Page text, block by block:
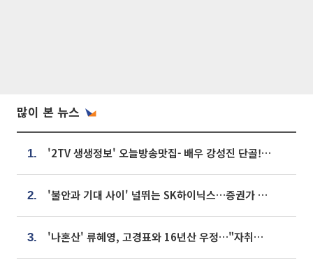
많이 본 뉴스
1. '2TV 생생정보' 오늘방송맛집- 배우 강성진 단골! 쌀국수ㆍ푸팟퐁 커리 맛집 '블○○○'
2. '불안과 기대 사이' 널뛰는 SK하이닉스…증권가 "HBM4·LTA 기반 펀터멘털 견고"
3. '나혼산' 류혜영, 고경표와 16년산 우정…"자취방서 부모님과 마주쳐"